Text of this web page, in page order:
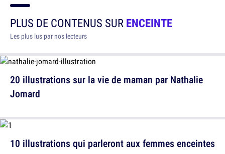
PLUS DE CONTENUS SURENCEINTE
Les plus lus par nos lecteurs
20 illustrations sur la vie de maman par Nathalie
Jomard
10 illustrations qui parleront aux femmes enceintes